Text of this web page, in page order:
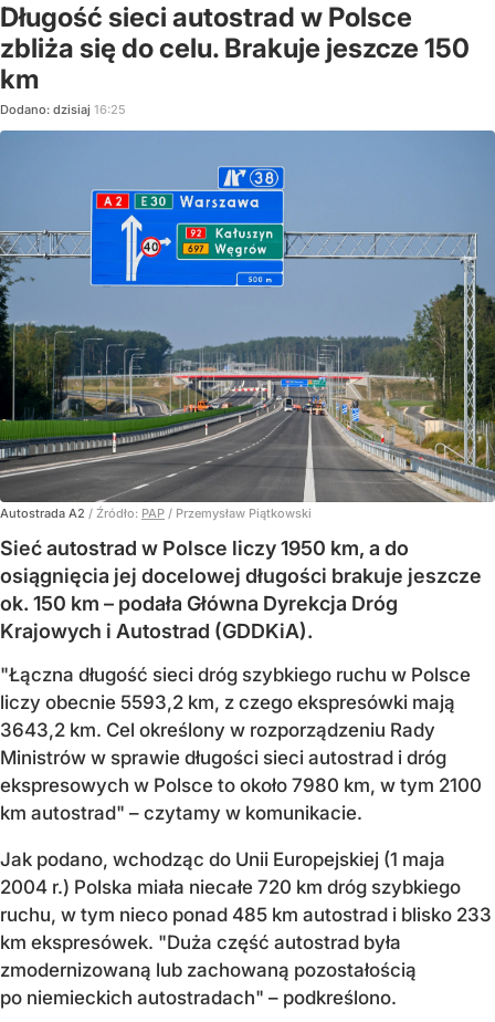
Długość sieci autostrad w Polsce
zbliża się do celu. Brakuje jeszcze 150
km
Dodano: dzisiaj 16:25
Autostrada A2 / Źródło: PAP / Przemysław Piątkowski
Sieć autostrad w Polsce liczy 1950 km, a do
osiągnięcia jej docelowej długości brakuje jeszcze
ok. 150 km – podała Główna Dyrekcja Dróg
Krajowych i Autostrad (GDDKiA).
"Łączna długość sieci dróg szybkiego ruchu w Polsce
liczy obecnie 5593,2 km, z czego ekspresówki mają
3643,2 km. Cel określony w rozporządzeniu Rady
Ministrów w sprawie długości sieci autostrad i dróg
ekspresowych w Polsce to około 7980 km, w tym 2100
km autostrad" – czytamy w komunikacie.
Jak podano, wchodząc do Unii Europejskiej (1 maja
2004 r.) Polska miała niecałe 720 km dróg szybkiego
ruchu, w tym nieco ponad 485 km autostrad i blisko 233
km ekspresówek. "Duża część autostrad była
zmodernizowaną lub zachowaną pozostałością
po niemieckich autostradach" – podkreślono.